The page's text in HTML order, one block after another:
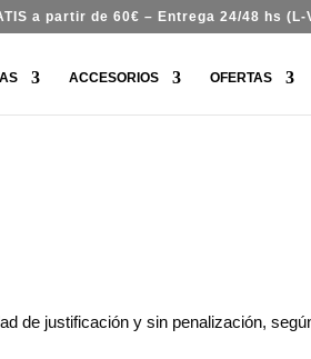
a partir de 60€ – Entrega 24/48 hs (L-
ACCESORIOS OFERTAS
de justificación y sin penalización,